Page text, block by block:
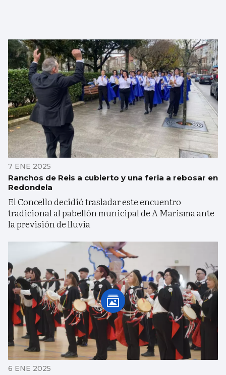
7 ENE 2025
Ranchos de Reis a cubierto y una feria a rebosar en
Redondela
El Concello decidió trasladar este encuentro
tradicional al pabellón municipal de A Marisma ante
la previsión de lluvia
6 ENE 2025